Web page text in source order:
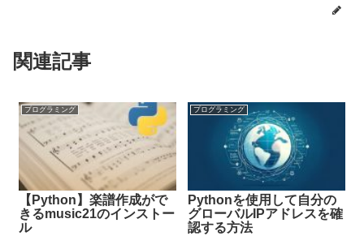
関連記事
プログラミング
【Python】楽譜作成がで
きるmusic21のインストー
ル
プログラミング
Pythonを使用して自分の
グローバルIPアドレスを確
認する方法